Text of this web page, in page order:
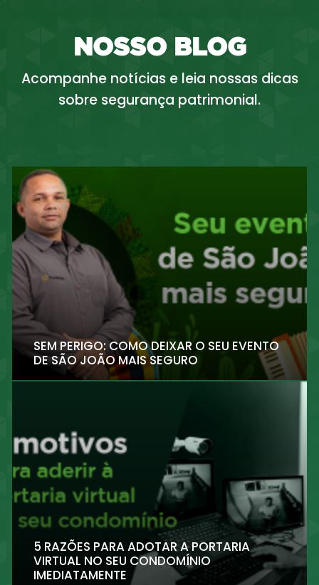
NOSSO BLOG
Acompanhe notícias e leia nossas dicas
sobre segurança patrimonial.
SEM PERIGO: COMO DEIXAR O SEU EVENTO
DE SÃO JOÃO MAIS SEGURO
5 RAZÕES PARA ADOTAR A PORTARIA
VIRTUAL NO SEU CONDOMÍNIO
IMEDIATAMENTE